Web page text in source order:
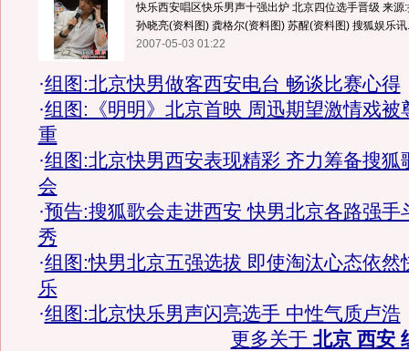
快乐西安唱区快乐男声十强出炉 北京四位选手晋级 来源
孙晓亮(资料图) 龚格尔(资料图) 苏醒(资料图) 搜狐娱乐讯
2007-05-03 01:22
·组图:北京快男做客西安电台 畅谈比赛心得
·组图:《明明》北京首映 周迅期望激情戏被
重
·组图:北京快男西安表现精彩 齐力筹备搜狐
会
·预告:搜狐歌会走进西安 快男北京各路强手
秀
·组图:快男北京五强选拔 即使淘汰心态依然
乐
·组图:北京快乐男声闪亮选手 中性气质卢浩
更多关于 北京 西安